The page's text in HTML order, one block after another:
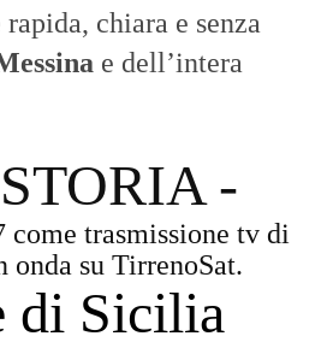
chiara e senza
e dell’intera
-
come trasmissione tv di
onda su TirrenoSat.
di Sicilia